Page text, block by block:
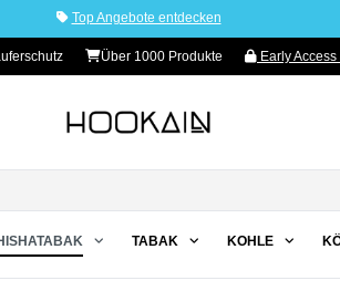
Top Angebote entdecken
Über 1000 Produkte Early
TABAK KOHLE